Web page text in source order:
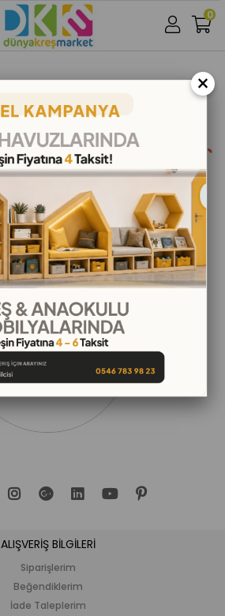
Google İle Bağlan
0
ALIŞVERİŞ BİLGİLERİ
Siparişlerim
Beğendiklerim
İade Taleplerim
×